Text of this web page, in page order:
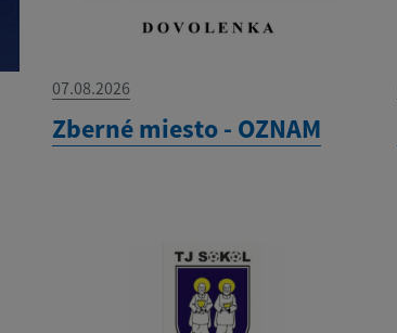
07.08.2026
Zberné miesto - OZNAM